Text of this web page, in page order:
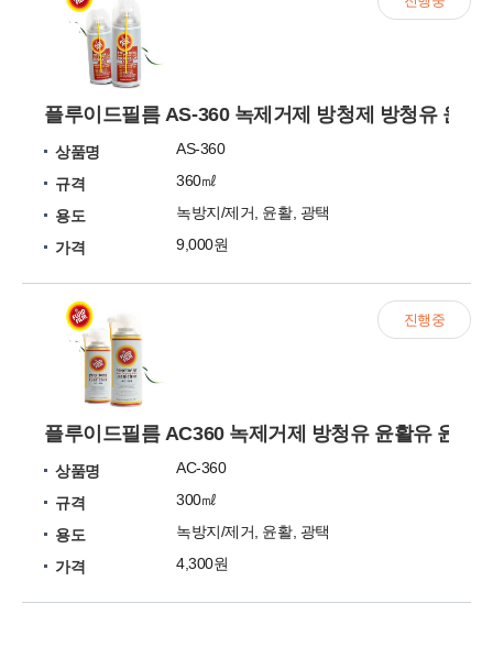
플루이드필름 AS-360 녹제거제 방청제 방청유 윤활
상품명
AS-360
규격
360㎖
용도
녹방지/제거, 윤활, 광택
가격
9,000원
플루이드필름 AC360 녹제거제 방청유 윤활유 윤활
상품명
AC-360
규격
300㎖
용도
녹방지/제거, 윤활, 광택
가격
4,300원
진행중